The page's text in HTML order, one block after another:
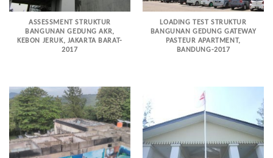
ASSESSMENT STRUKTUR
BANGUNAN GEDUNG AKR,
KEBON JERUK, JAKARTA BARAT-
2017
LOADING TEST STRUKTUR
BANGUNAN GEDUNG GATEWAY
PASTEUR APARTMENT,
BANDUNG-2017